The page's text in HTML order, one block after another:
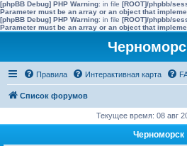
[phpBB Debug] PHP Warning: in file [ROOT]/phpbb/
Parameter must be an array or an object that
[phpBB Debug] PHP Warning: in file [ROOT]/phpbb/
Parameter must be an array or an object that
Правила Интерактивная карта
Список форумов
Текущее время: 08 авг
Черноморск